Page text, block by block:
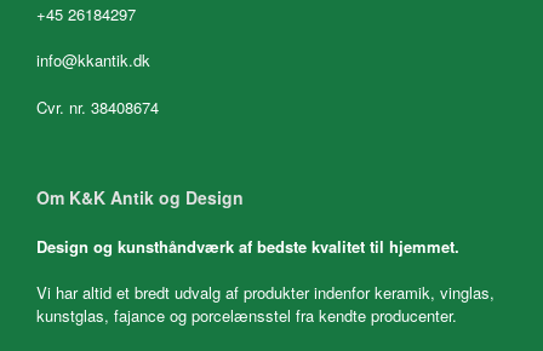
+45 26184297
info@kkantik.dk
Cvr. nr. 38408674
Om K&K Antik og Design
Design og kunsthåndværk af bedste kvalitet til hjemmet.
Vi har altid et bredt udvalg af produkter indenfor keramik, vinglas,
kunstglas, fajance og porcelænsstel fra kendte producenter.